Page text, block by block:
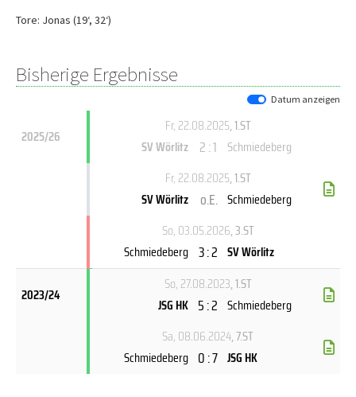
Tore: Jonas (19‘, 32‘)
Bisherige Ergebnisse
Datum anzeigen
2025/26
Fr, 22.08.2025, 1.ST
SV Wörlitz 2 : 1 Schmiedeberg
Fr, 22.08.2025, 1.ST
SV Wörlitz
o.E. Schmiedeberg
So, 03.05.2026, 3.ST
Schmiedeberg 3 : 2 SV Wörlitz
2023/24
So, 27.08.2023, 1.ST
JSG HK 5 : 2 Schmiedeberg
Sa, 08.06.2024, 7.ST
Schmiedeberg 0 : 7 JSG HK